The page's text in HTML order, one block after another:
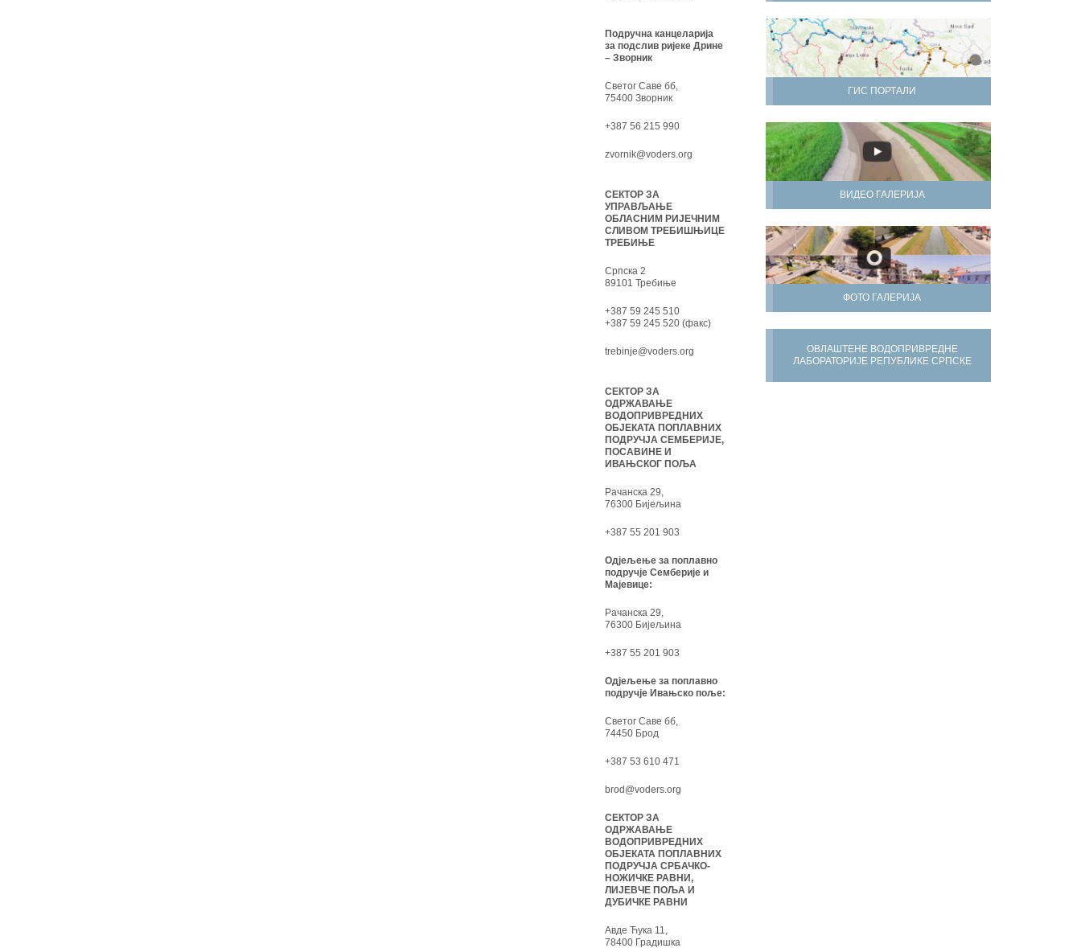
ГИС ПОРТАЛИ
ВИДЕО ГАЛЕРИЈА
ФОТО ГАЛЕРИЈА
ОВЛАШТЕНЕ ВОДОПРИВРЕДНЕ
ЛАБОРАТОРИЈЕ РЕПУБЛИКЕ СРПСКЕ
Подручна канцеларија
за подслив ријеке Дрине
– Зворник
Светог Саве бб,
75400 Зворник
+387 56 215 990
zvornik@voders.org
СЕКТОР ЗА
УПРАВЉАЊЕ
ОБЛАСНИМ РИЈЕЧНИМ
СЛИВОМ ТРЕБИШЊИЦЕ
ТРЕБИЊЕ
Српска 2
89101 Требиње
+387 59 245 510
+387 59 245 520 (факс)
trebinje@voders.org
СЕКТОР ЗА
ОДРЖАВАЊЕ
ВОДОПРИВРЕДНИХ
ОБЈЕКАТА ПОПЛАВНИХ
ПОДРУЧЈА СЕМБЕРИЈЕ,
ПОСАВИНЕ И
ИВАЊСКОГ ПОЉА
Рачанска 29,
76300 Бијељина
+387 55 201 903
Одјељење за поплавно
подручје Семберије и
Мајевице:
Рачанска 29,
76300 Бијељина
+387 55 201 903
Одјељење за поплавно
подручје Ивањско поље:
Светог Саве бб,
74450 Брод
+387 53 610 471
brod@voders.org
СЕКТОР ЗА
ОДРЖАВАЊЕ
ВОДОПРИВРЕДНИХ
ОБЈЕКАТА ПОПЛАВНИХ
ПОДРУЧЈА СРБАЧКО-
НОЖИЧКЕ РАВНИ,
ЛИЈЕВЧЕ ПОЉА И
ДУБИЧКЕ РАВНИ
Авде Ћука 11,
78400 Градишка